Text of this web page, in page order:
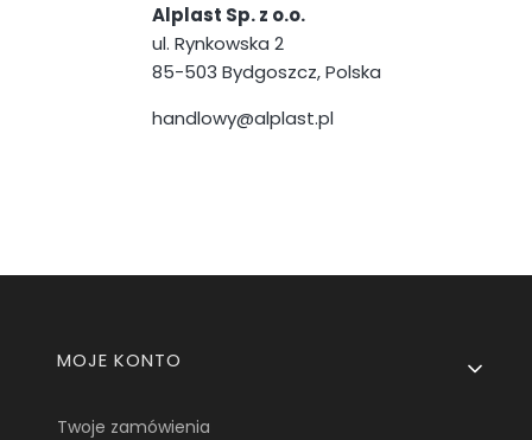
Alplast Sp. z o.o.
ul. Rynkowska 2
85-503 Bydgoszcz, Polska
handlowy@alplast.pl
Linki w stopce
MOJE KONTO
Twoje zamówienia